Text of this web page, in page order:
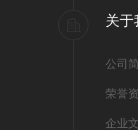
关于
公司
荣誉
企业